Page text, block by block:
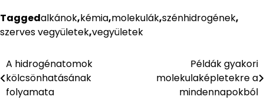
Taggedalkánok,kémia,molekulák,szénhidrogének,
szerves vegyületek,vegyületek
Bejegyzés
navigáció
A hidrogénatomok
kölcsönhatásának
folyamata
Példák gyakori
molekulaképletekre a
mindennapokból